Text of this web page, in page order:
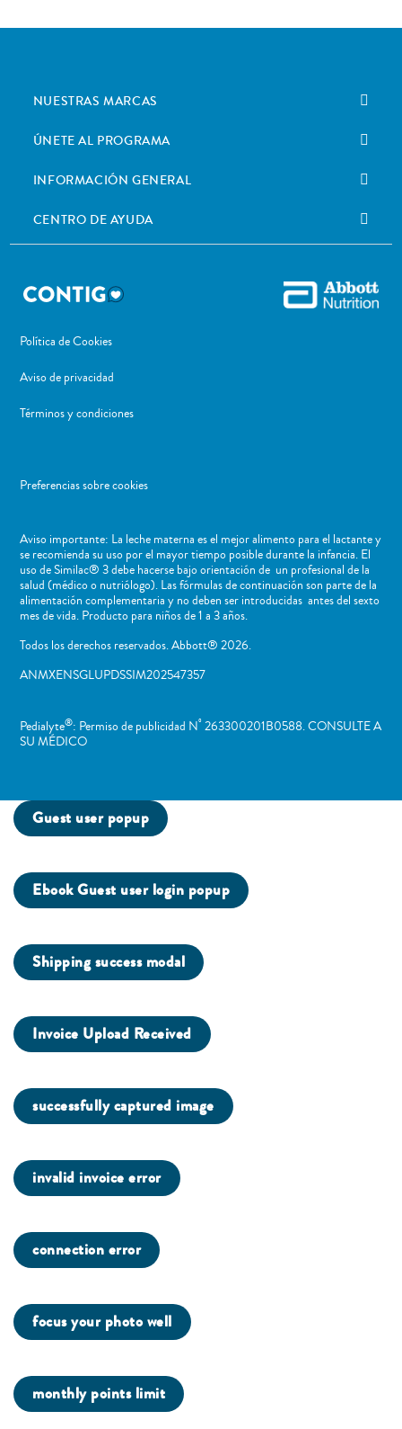
NUESTRAS MARCAS
ÚNETE AL PROGRAMA
INFORMACIÓN GENERAL
CENTRO DE AYUDA
Política de Cookies
Aviso de privacidad
Términos y condiciones
Preferencias sobre cookies
Aviso importante: La leche materna es el mejor alimento para el lactante y
se recomienda su uso por el mayor tiempo posible durante la infancia. El
uso de Similac® 3 debe hacerse bajo orientación de un profesional de la
salud (médico o nutriólogo). Las fórmulas de continuación son parte de la
alimentación complementaria y no deben ser introducidas antes del sexto
mes de vida. Producto para niños de 1 a 3 años.
Todos los derechos reservados. Abbott® 2026.
ANMXENSGLUPDSSIM202547357
Pedialyte®: Permiso de publicidad Nº 263300201B0588. CONSULTE A
SU MÉDICO
Guest user popup
Ebook Guest user login popup
Shipping success modal
Invoice Upload Received
successfully captured image
invalid invoice error
connection error
focus your photo well
monthly points limit